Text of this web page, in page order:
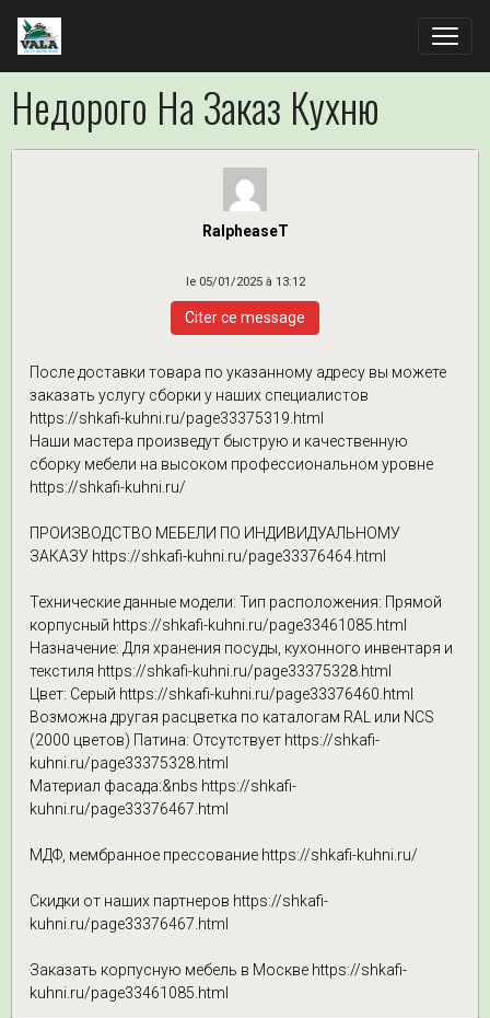
Недорого На Заказ Кухню
RalpheaseT
le 05/01/2025 à 13:12
Citer ce message
После доставки товара по указанному адресу вы можете
заказать услугу сборки у наших специалистов
https://shkafi-kuhni.ru/page33375319.html
Наши мастера произведут быструю и качественную
сборку мебели на высоком профессиональном уровне
https://shkafi-kuhni.ru/
ПРОИЗВОДСТВО МЕБЕЛИ ПО ИНДИВИДУАЛЬНОМУ
ЗАКАЗУ https://shkafi-kuhni.ru/page33376464.html
Технические данные модели: Тип расположения: Прямой
корпусный https://shkafi-kuhni.ru/page33461085.html
Назначение: Для хранения посуды, кухонного инвентаря и
текстиля https://shkafi-kuhni.ru/page33375328.html
Цвет: Серый https://shkafi-kuhni.ru/page33376460.html
Возможна другая расцветка по каталогам RAL или NCS
(2000 цветов) Патина: Отсутствует https://shkafi-
kuhni.ru/page33375328.html
Материал фасада:&nbs https://shkafi-
kuhni.ru/page33376467.html
МДФ, мембранное прессование https://shkafi-kuhni.ru/
Скидки от наших партнеров https://shkafi-
kuhni.ru/page33376467.html
Заказать корпусную мебель в Москве https://shkafi-
kuhni.ru/page33461085.html